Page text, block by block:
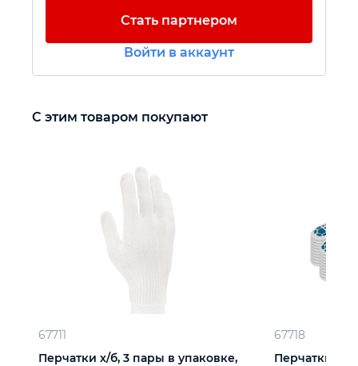
Крепежный инструмент
Прочий инструмент
Стать партнером
Войти в аккаунт
С этим товаром покупают
67711
Перчатки х/б, 3 пары в упаковке,
67718
Перчатки х/